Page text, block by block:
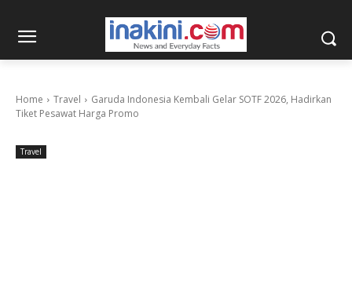
Home Travel
Garuda Indonesia Kembali Gelar SOTF 2026, Hadirkan
Tiket Pesawat Harga Promo
Travel